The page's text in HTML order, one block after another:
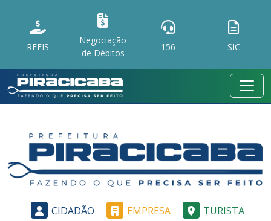
REFIS
Negociação
de Débitos
156 SIC
CIDADÃO EMPRESA TURISTA